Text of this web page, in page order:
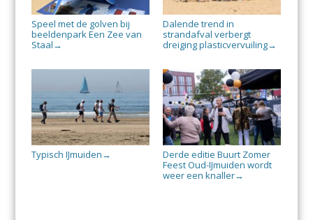
Speel met de golven bij
beeldenpark Een Zee van
Staal →
Dalende trend in
strandafval verbergt
dreiging plasticvervuiling→
Typisch IJmuiden →
Derde editie Buurt Zomer
Feest Oud-IJmuiden wordt
weer een knaller→